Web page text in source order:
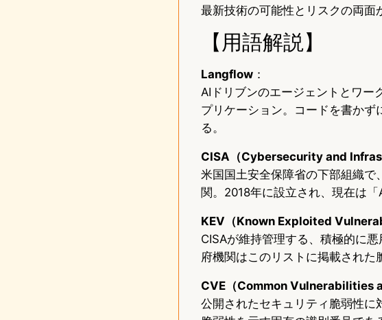
最新技術の可能性とリスクの両面
【用語解説】
Langflow：
AIドリブンのエージェントとワ
プリケーション。コードを書か
る。
CISA（Cybersecurity and
米国国土安全保障省の下部組織
関。2018年に設立され、現在は
KEV（Known Exploited
CISAが維持管理する、積極的に
府機関はこのリストに掲載された
CVE（Common Vulnerabilities
公開されたセキュリティ脆弱性